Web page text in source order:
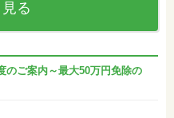
る
のご案内～最大50万円免除の